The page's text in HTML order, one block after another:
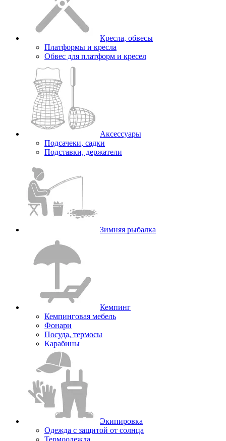
Кресла, обвесы
Платформы и кресла
Обвес для платформ и кресел
Аксессуары
Подсачеки, садки
Подставки, держатели
Зимняя рыбалка
Кемпинг
Кемпинговая мебель
Фонари
Посуда, термосы
Карабины
Экипировка
Одежда с защитой от солнца
Термоодежда